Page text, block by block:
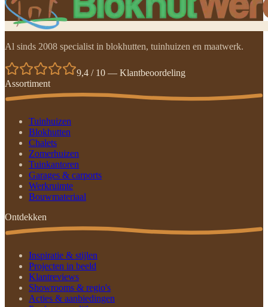
Al sinds 2008 specialist in blokhutten, tuinhuizen en maatwerk.
9,4 / 10 — Klantbeoordeling
Assortiment
Tuinhuizen
Blokhutten
Chalets
Zomerhuizen
Tuinkantoren
Garages & carports
Werkruimte
Bouwmateriaal
Ontdekken
Inspiratie & stijlen
Projecten in beeld
Klantreviews
Showrooms & regio's
Acties & aanbiedingen